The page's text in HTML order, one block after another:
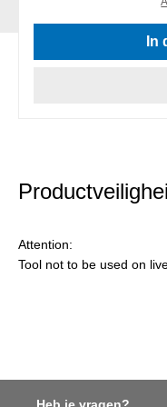
In
Attention:
Tool not to be used on